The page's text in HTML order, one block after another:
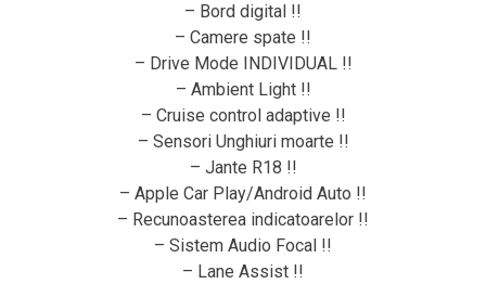
– Bord digital !!
– Camere spate !!
– Drive Mode INDIVIDUAL !!
– Ambient Light !!
– Cruise control adaptive !!
– Sensori Unghiuri moarte !!
– Jante R18 !!
– Apple Car Play/Android Auto !!
– Recunoasterea indicatoarelor !!
– Sistem Audio Focal !!
– Lane Assist !!